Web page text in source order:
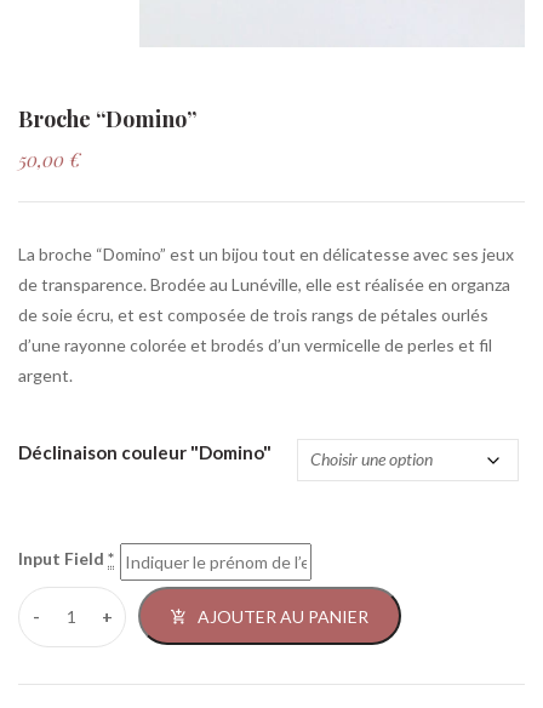
Broche “Domino”
50,00 €
La broche “Domino” est un bijou tout en délicatesse avec ses jeux
de transparence. Brodée au Lunéville, elle est réalisée en organza
de soie écru, et est composée de trois rangs de pétales ourlés
d’une rayonne colorée et brodés d’un vermicelle de perles et fil
argent.
Déclinaison couleur "Domino"
Input Field *
AJOUTER AU PANIER